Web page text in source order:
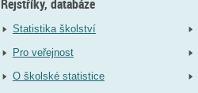
Rejstříky, databáze
Statistika školství
Pro veřejnost
O školské statistice